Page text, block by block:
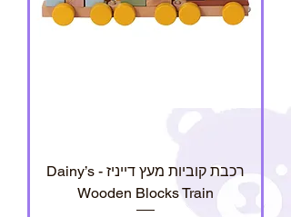
רכבת קוביות מעץ דייניז - Dainy’s
Wooden Blocks Train